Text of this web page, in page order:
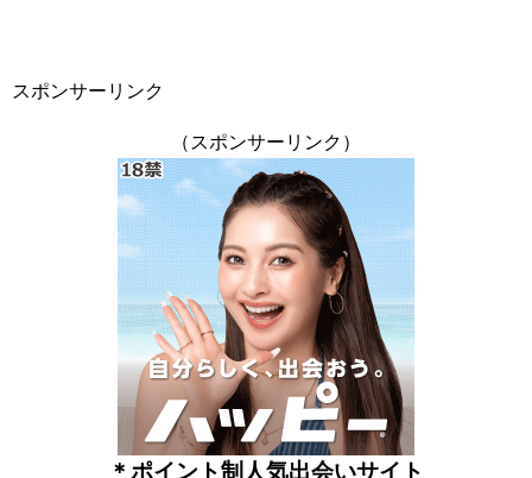
スポンサーリンク
（スポンサーリンク）
＊ポイント制人気出会いサイト